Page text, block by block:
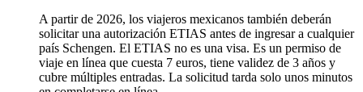
A partir de 2026, los viajeros mexicanos también deberán
solicitar una autorización ETIAS antes de ingresar a cualquier
país Schengen. El ETIAS no es una visa. Es un permiso de
viaje en línea que cuesta 7 euros, tiene validez de 3 años y
cubre múltiples entradas. La solicitud tarda solo unos minutos